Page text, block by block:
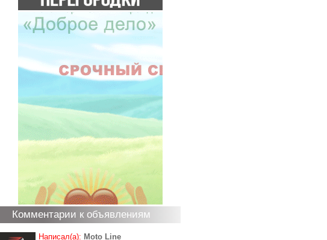
Комментарии к объявлениям
Написал(а): Moto Line